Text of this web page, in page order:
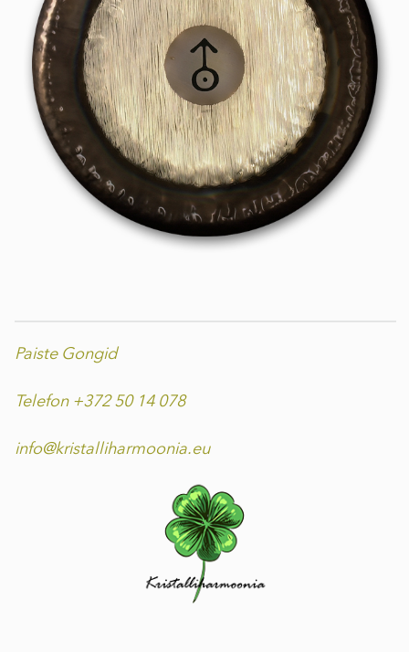
Paiste Gongid
Telefon +372 50 14 078
info@kristalliharmoonia.eu